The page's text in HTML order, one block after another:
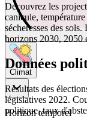
Climat
Horizon temporel
Découvrez les
canicule,
sécheresses des
horizons 2030, 2050
Données
Résultats des
législatives 2022.
politique, taux